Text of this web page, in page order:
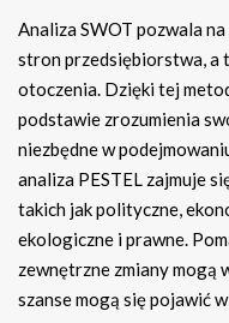
Analiza SWOT pozwala
stron przedsiębiorstwa, a
otoczenia. Dzięki tej
podstawie zrozumienia
niezbędne w
analiza PESTEL zajmuje
takich jak polityczne,
ekologiczne i prawne.
zewnętrzne zmiany mogą
szanse mogą się pojawić